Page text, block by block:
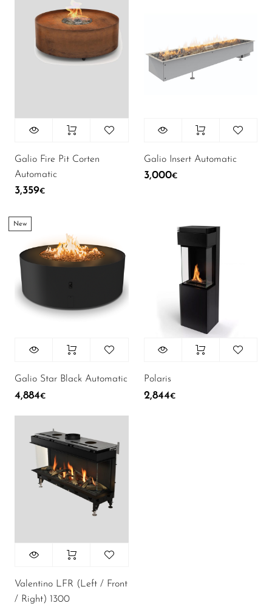
Аксесуари
В наявності
Galio Fire Pit Corten
Automatic
3,359€
Galio Insert Automatic
3,000€
New
Galio Star Black Automatic
4,884€
Polaris
2,844€
Valentino LFR (Left / Front
/ Right) 1300